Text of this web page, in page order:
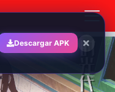
Descargar APK